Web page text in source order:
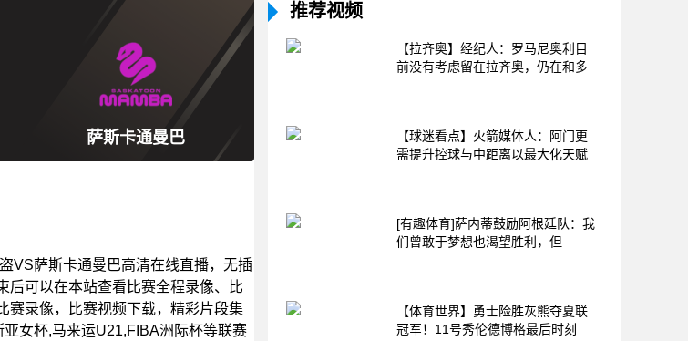
萨斯卡通曼巴
VS萨斯卡通曼巴高清在线直播，无插
后可以在本站查看比赛全程录像、比
赛录像，比赛视频下载，精彩片段集
女杯,马来运U21,FIBA洲际杯等联赛
推荐视频
【拉齐奥】经纪人：罗马尼奥利目
前没有考虑留在拉齐奥，仍在和多
【球迷看点】火箭媒体人：阿门更
需提升控球与中距离以最大化天赋
[有趣体育]萨内蒂鼓励阿根廷队：我
们曾敢于梦想也渴望胜利，但
【体育世界】勇士险胜灰熊夺夏联
冠军！11号秀伦德博格最后时刻